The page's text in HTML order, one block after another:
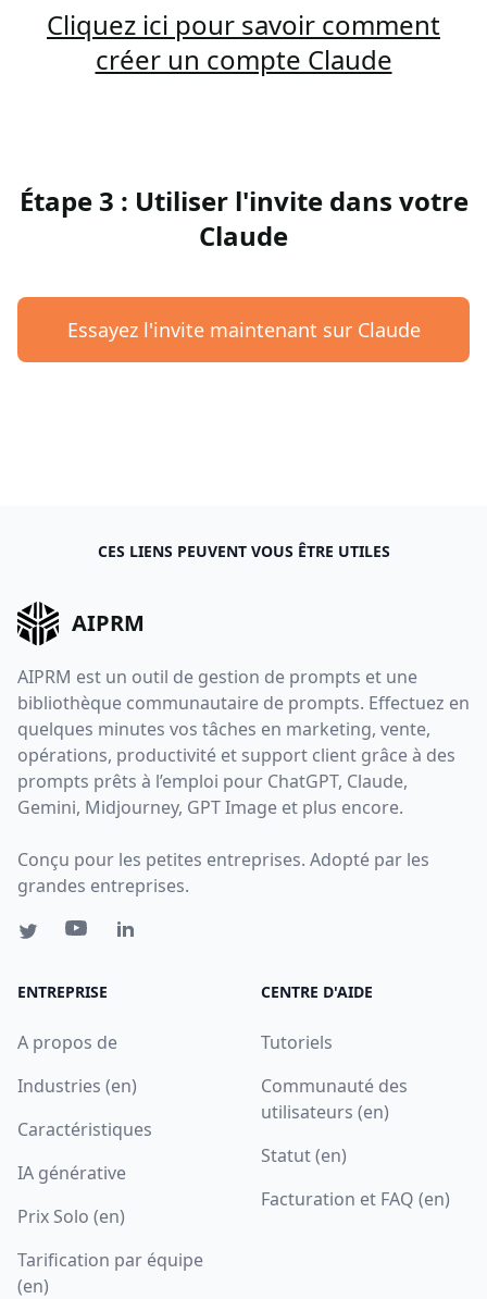
Cliquez ici pour savoir comment
créer un compte Claude
Étape 3 : Utiliser l'invite dans votre
Claude
Essayez l'invite maintenant sur Claude
CES LIENS PEUVENT VOUS ÊTRE UTILES
AIPRM
AIPRM est un outil de gestion de prompts et une
bibliothèque communautaire de prompts. Effectuez en
quelques minutes vos tâches en marketing, vente,
opérations, productivité et support client grâce à des
prompts prêts à l’emploi pour ChatGPT, Claude,
Gemini, Midjourney, GPT Image et plus encore.
Conçu pour les petites entreprises. Adopté par les
grandes entreprises.
ENTREPRISE
A propos de
Industries (en)
Caractéristiques
IA générative
Prix Solo (en)
Tarification par équipe
(en)
CENTRE D'AIDE
Tutoriels
Communauté des
utilisateurs (en)
Statut (en)
Facturation et FAQ (en)